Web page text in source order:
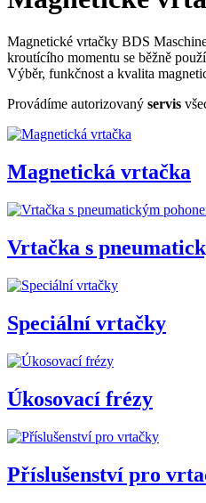
Magnetické vrtačky BDS
kroutícího momentu se běžně
Výběr, funkčnost a kvalita
Provádíme autorizovaný servis
Magnetická vrtačka
Vrtačka s
Speciální vrtačky
Úkosovací frézy
Příslušenství pro